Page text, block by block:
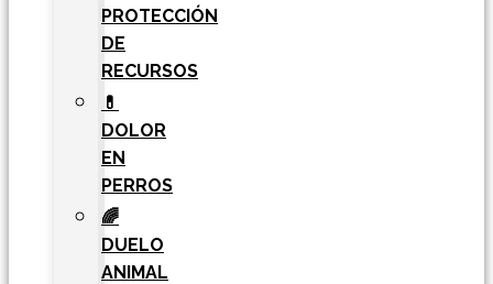
PROTECCIÓN
DE
RECURSOS
💊
DOLOR
EN
PERROS
🌈
DUELO
ANIMAL